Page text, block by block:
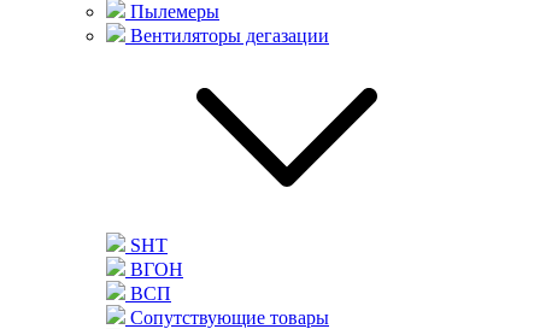
Пылемеры
Вентиляторы дегазации
SHT
ВГОН
ВСП
Сопутствующие товары